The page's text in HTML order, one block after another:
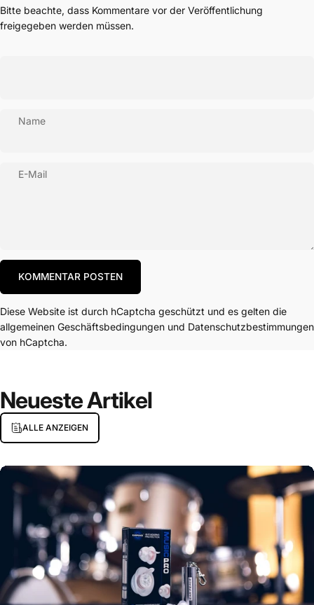
Bitte beachte, dass Kommentare vor der Veröffentlichung
freigegeben werden müssen.
Name
E-Mail
Nachricht
KOMMENTAR POSTEN
Diese Website ist durch hCaptcha geschützt und es gelten die
allgemeinen Geschäftsbedingungen und Datenschutzbestimmungen
von hCaptcha.
NeuesteArtikel
ALLE ANZEIGEN